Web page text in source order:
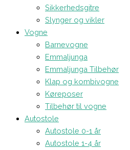
Sikkerhedsgitre
Slynger og vikler
Vogne
Barnevogne
Emmaljunga
Emmaljunga Tilbehør
Klap og kombivogne
Køreposer
Tilbehør til vogne
Autostole
Autostole 0-1 år
Autostole 1-4 år